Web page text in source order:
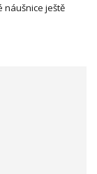
náušnice ještě